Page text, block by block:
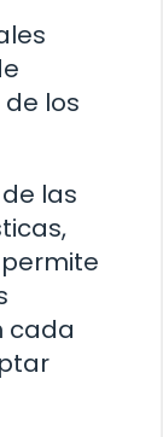
los
las
cada